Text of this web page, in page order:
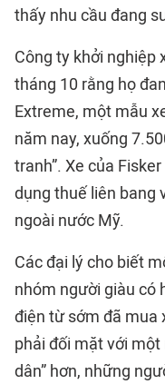
thấy nhu cầu đang
Công ty khởi nghiệp
tháng 10 rằng họ
Extreme, một mẫu
năm nay, xuống
tranh”. Xe của
dụng thuế liên bang
ngoài nước Mỹ.
Các đại lý cho biết
nhóm người giàu có
điện từ sớm đã mua
phải đối mặt với
dân” hơn, những